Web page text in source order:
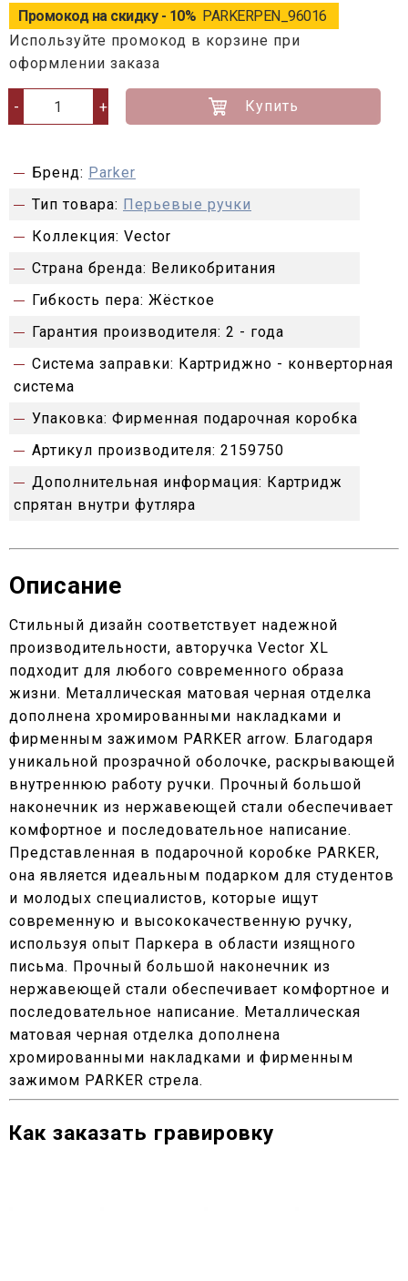
Промокод на скидку - 10% PARKERPEN_96016
Используйте промокод в корзине при
оформлении заказа
- + Купить
Бренд: Parker
Тип товара: Перьевые ручки
Коллекция: Vector
Страна бренда: Великобритания
Гибкость пера: Жёсткое
Гарантия производителя: 2 - года
Система заправки: Картриджно - конверторная
система
Упаковка: Фирменная подарочная коробка
Артикул производителя: 2159750
Дополнительная информация: Картридж
спрятан внутри футляра
Описание
Стильный дизайн соответствует надежной
производительности, авторучка Vector XL
подходит для любого современного образа
жизни. Металлическая матовая черная отделка
дополнена хромированными накладками и
фирменным зажимом PARKER arrow. Благодаря
уникальной прозрачной оболочке, раскрывающей
внутреннюю работу ручки. Прочный большой
наконечник из нержавеющей стали обеспечивает
комфортное и последовательное написание.
Представленная в подарочной коробке PARKER,
она является идеальным подарком для студентов
и молодых специалистов, которые ищут
современную и высококачественную ручку,
используя опыт Паркера в области изящного
письма. Прочный большой наконечник из
нержавеющей стали обеспечивает комфортное и
последовательное написание. Металлическая
матовая черная отделка дополнена
хромированными накладками и фирменным
зажимом PARKER стрела.
Как заказать гравировку